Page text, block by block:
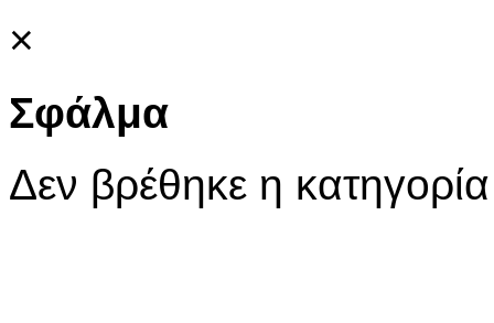
×
Σφάλμα
Δεν βρέθηκε η κατηγορία